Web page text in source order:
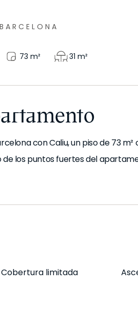
BARCELONA
73 m² 31 m²
con Caliu, un piso de 73 m²
los puntos fuertes del
día. Este apartamento
La decoración está inspirada en
Cobertura limitada